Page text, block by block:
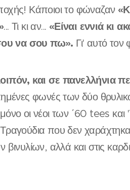
Κάποιοι το φώναζαν
... Τι κι αν... «Είναι εννιά κι
να σου πω». Γι' αυτό τον
και σε πανελλήνια
φωνές των δύο
οι νέοι των ΄60 tees και
που δεν
βινυλίων, αλλά και στις